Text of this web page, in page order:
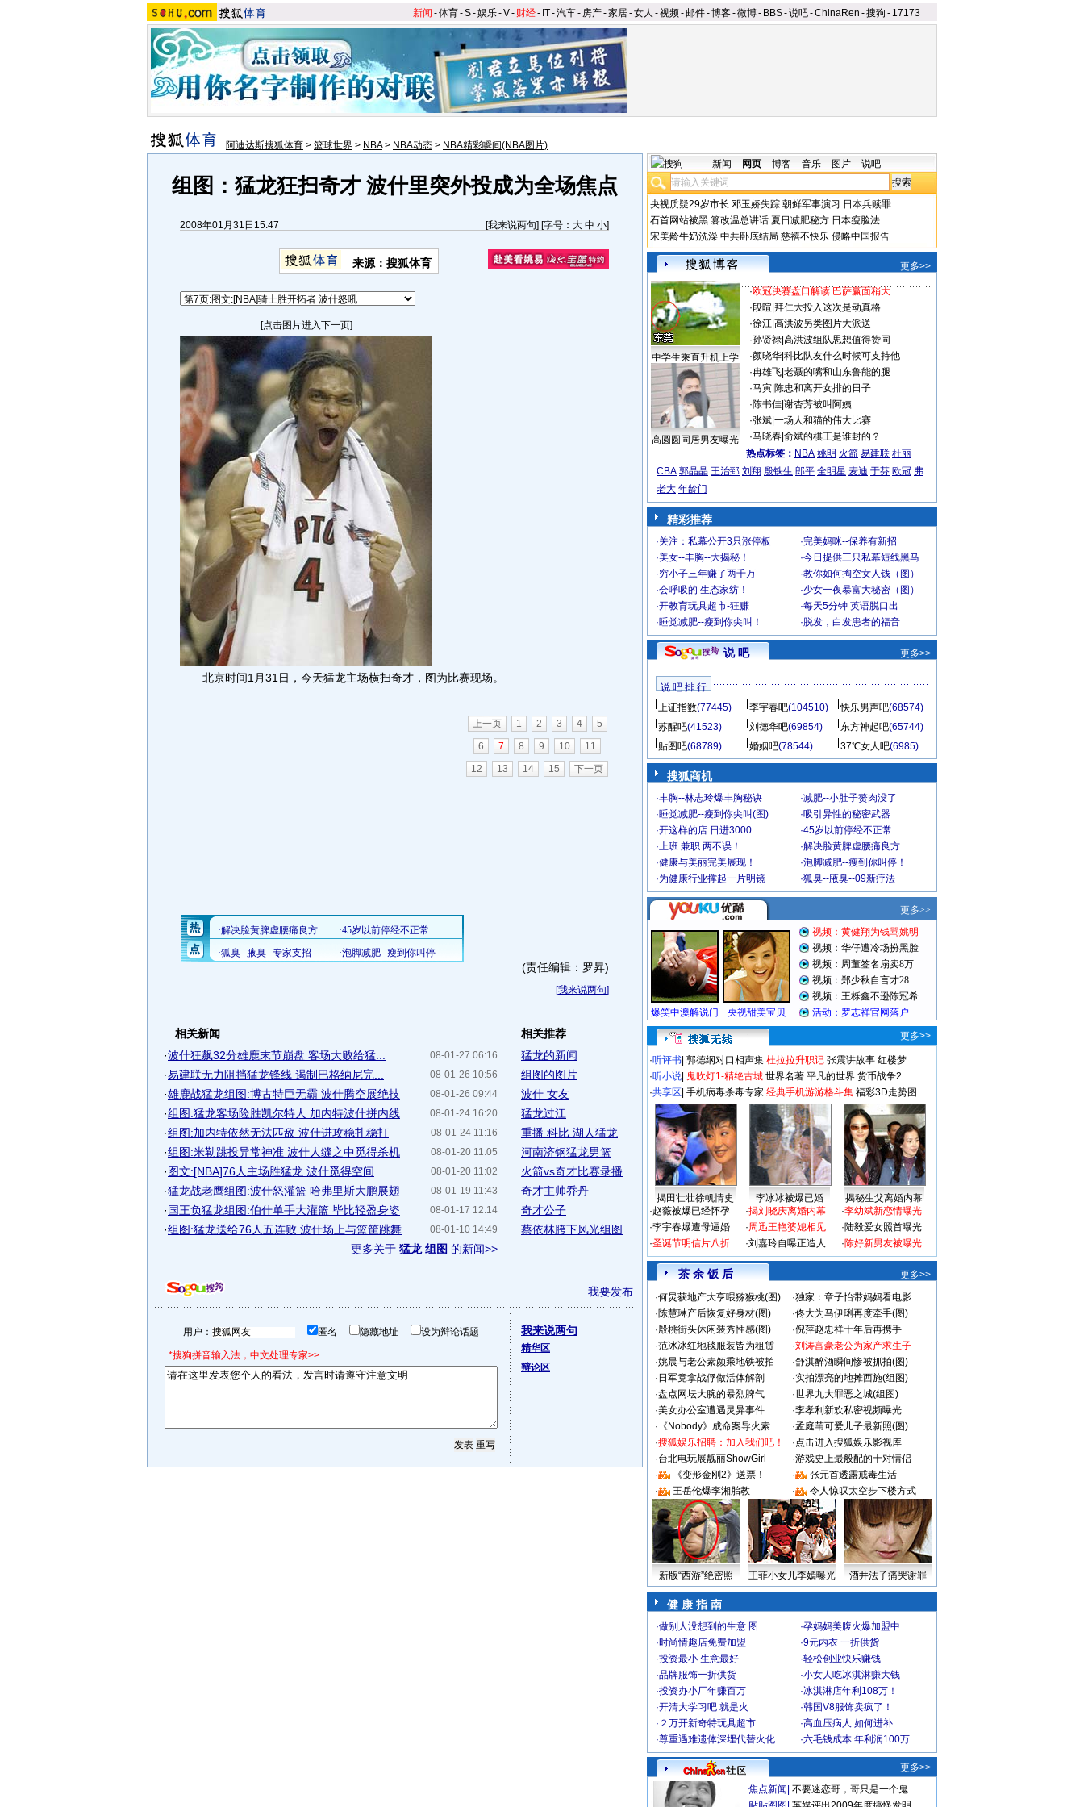
新闻 -体育-S-娱乐-V- 财经- IT-汽车- 房产-家居-女人 -视频-邮件-博客-微博- BBS-说吧-ChinaRen -搜狗 - 17173
阿迪达斯搜狐体育 > 篮球世界 > NBA> NBA动态 > NBA精彩瞬间(NBA图片)
组图：猛龙狂扫奇才 波什里突外投成为全场焦点
2008年01月31日15:47 [我来说两句] [字号： 大 中 小]
来源：搜狐体育
[点击图片进入下一页]
北京时间1月31日，今天猛龙主场横扫奇才，图为比赛现场。
上一页 1 2 3 4
5
6
7 8 9 10
11
12
13 14 15 下一页
(责任编辑：罗昇)
[我来说两句]
相关新闻
08-01-27 06:16
·波什狂飙32分雄鹿末节崩盘 客场大败给猛...
08-01-26 10:56
·易建联无力阻挡猛龙锋线 遏制巴格纳尼完...
08-01-26 09:44
·雄鹿战猛龙组图:博古特巨无霸 波什腾空展绝技
08-01-24 16:20
·组图:猛龙客场险胜凯尔特人 加内特波什拼内线
08-01-24 11:16
·组图:加内特依然无法匹敌 波什进攻稳扎稳打
08-01-20 11:05
·组图:米勒跳投异常神准 波什人缝之中觅得杀机
08-01-20 11:02
·图文:[NBA]76人主场胜猛龙 波什觅得空间
08-01-19 11:43
·猛龙战老鹰组图:波什怒灌篮 哈弗里斯大鹏展翅
08-01-17 12:14
·国王负猛龙组图:伯什单手大灌篮 毕比轻盈身姿
08-01-10 14:49
·组图:猛龙送给76人五连败 波什场上与篮筐跳舞
更多关于 猛龙 组图 的新闻>>
相关推荐
猛龙的新闻
组图的图片
波什 女友
猛龙过江
重播 科比 湖人猛龙
河南济钢猛龙男篮
火箭vs奇才比赛录播
奇才主帅乔丹
奇才公子
蔡依林胯下风光组图
我要发布
用户： 匿名 隐藏地址 设为辩论话题
*搜狗拼音输入法，中文处理专家>>
我来说两句
精华区
辩论区
新闻 网页 博客 音乐 图片 说吧
央视质疑29岁市长 邓玉娇失踪 朝鲜军事演习 日本兵赎罪
石首网站被黑 篡改温总讲话 夏日减肥秘方 日本瘦脸法
宋美龄牛奶洗澡 中共卧底结局 慈禧不快乐 侵略中国报告
更多>>
中学生乘直升机上学
高圆圆同居男友曝光
·欧冠决赛盘口解读 巴萨赢面稍大
·段暄 拜仁大投入这次是动真格
·徐江| 高洪波另类图片大派送
·孙贤禄| 高洪波组队思想值得赞同
·颜晓华| 科比队友什么时候可支持他
·冉雄飞| 老聂的嘴和山东鲁能的腿
·马寅| 陈忠和离开女排的日子
·陈书佳| 谢杏芳被叫阿姨
·张斌| 一场人和猫的伟大比赛
·马晓春| 俞斌的棋王是谁封的？
热点标签： NBA 姚明 火箭 易建联 杜丽
CBA 郭晶晶 王治郅 刘翔 殷铁生 郎平 全明星 麦迪 于芬 欧冠 弗
老大 年龄门
精彩推荐
·关注：私幕公开3只涨停板 ·完美妈咪--保养有新招
·美女--丰胸--大揭秘！ ·今日提供三只私幕短线黑马
·穷小子三年赚了两千万 ·教你如何掏空女人钱（图）
·会呼吸的 生态家纺！ ·少女一夜暴富大秘密（图）
·开教育玩具超市-狂赚 ·每天5分钟 英语脱口出
·睡觉减肥--瘦到你尖叫！ · 脱发，白发患者的福音
说 吧 更多>>
说 吧 排 行
上证指数(77445) 李宇春吧(104510) 快乐男声吧(68574)
苏醒吧(41523) 刘德华吧(69854) 东方神起吧(65744)
贴图吧(68789) 婚姻吧(78544) 37℃女人吧(6985)
搜狐商机
·丰胸--林志玲爆丰胸秘诀 ·减肥--小肚子赘肉没了
·睡觉减肥--瘦到你尖叫(图) ·吸引异性的秘密武器
·开这样的店 日进3000 ·45岁以前停经不正常
·上班 兼职 两不误！ ·解决脸黄脾虚腰痛良方
·健康与美丽完美展现！ ·泡脚减肥--瘦到你叫停！
·为健康行业撑起一片明镜 ·狐臭--腋臭--09新疗法
更多>>
·听评书 郭德纲对口相声集 杜拉拉升职记 张震讲故事 红楼梦
·听小说 鬼吹灯1-精绝古城 世界名著 平凡的世界 货币战争2
·共享区 手机病毒杀毒专家 经典手机游游格斗集 福彩3D走势图
揭田壮壮徐帆情史 李冰冰被爆已婚
揭秘生父离婚内幕
·赵薇被爆已经怀孕
·李宇春爆遭母逼婚
·圣诞节明信片八折
·揭刘晓庆离婚内幕
·周迅王艳婆媳相见
·刘嘉玲自曝正造人
·李幼斌新恋情曝光
·陆毅爱女照首曝光
·陈好新男友被曝光
茶 余 饭 后
更多>>
·何炅获地产大亨喂猕猴桃(图) ·独家：章子怡带妈妈看电影
·陈慧琳产后恢复好身材(图) ·佟大为马伊琍再度牵手(图)
·殷桃街头休闲装秀性感(图) ·倪萍赵忠祥十年后再携手
·范冰冰红地毯服装皆为租赁 ·刘涛富豪老公为家产求生子
·姚晨与老公素颜乘地铁被拍 ·舒淇醉酒瞬间惨被抓拍(图)
· 日军竟拿战俘做活体解剖 ·实拍漂亮的地摊西施(组图)
·盘点网坛大腕的暴烈脾气 ·世界九大罪恶之城(组图)
·美女办公室遭遇灵异事件 ·李孝利新欢私密视频曝光
· 《Nobody》成命案导火索 ·孟庭苇可爱儿子最新照(图)
·搜狐娱乐招聘：加入我们吧！ ·点击进入搜狐娱乐影视库
·台北电玩展靓丽ShowGirl ·游戏史上最般配的十对情侣
·
《变形金刚2》送票！ ·
张元首透露戒毒生活
·
王岳伦爆李湘胎教 · 令人惊叹太空步下楼方式
新版“西游”绝密照 王菲小女儿李嫣曝光 酒井法子痛哭谢罪
健 康 指 南
·做别人没想到的生意 图 ·孕妈妈美腹火爆加盟中
·时尚情趣店免费加盟 ·9元内衣 一折供货
·投资最小 生意最好 ·轻松创业快乐赚钱
·品牌服饰一折供货 ·小女人吃冰淇淋赚大钱
·投资办小厂年赚百万 ·冰淇淋店年利108万！
·开清大学习吧 就是火 ·韩国V8服饰卖疯了！
· ２万开新奇特玩具超市 ·高血压病人 如何进补
·尊重遇难遗体深埋代替火化 ·六毛钱成本 年利润100万
更多>>
焦点新闻 不要迷恋哥，哥只是一个鬼